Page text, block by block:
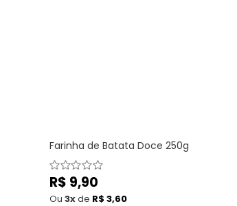
Farinha de Batata Doce 250g
Preço
normal
R$ 9,90
Ou 3xde R$ 3,60